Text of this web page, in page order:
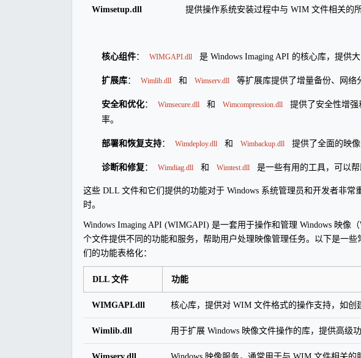
Wimsetup.dll 提供操作系统安装过程中与 WIM 文件相关的
核心组件： WIMGAPI.dll 是 Windows Imaging API 的核心库，提供
扩展库： Wimlib.dll 和 Wimserv.dll 等扩展库提供了增量备份、网络
安全和优化： Wimsecure.dll 和 Wimcompression.dll
提供了安全性增
率。
部署和恢复支持： Wimdeploy.dll 和 Wimbackup.dll 提供了全面的映
诊断和修复 ： Wimdiag.dll 和 Wimtest.dll 是一些有用的工具，可以
这些 DLL 文件和它们提供的功能对于 Windows 系统管理员和开发者非
时。
Windows Imaging API (WIMGAPI) 是一套用于操作和管理 Windows 映
个文件提供不同的功能和服务，帮助用户处理映像管理任务。以下是一
们的功能表格化：
DLL 文件 功能
WIMGAPI.dll 核心库，提供对 WIM 文件格式的操作支持，如创
Wimlib.dll 用于扩展 Windows 映像文件操作的库，提供高级